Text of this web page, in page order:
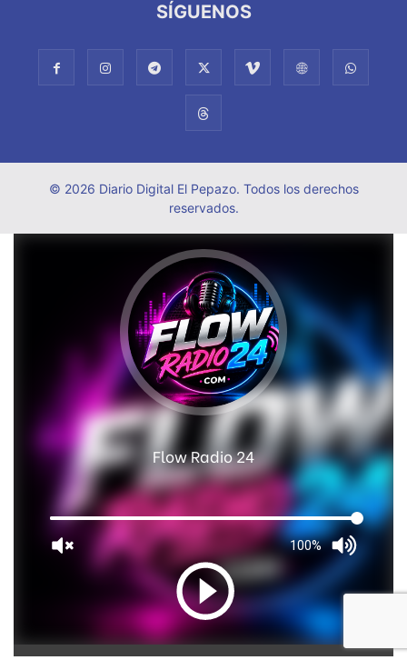
SÍGUENOS
© 2026 Diario Digital El Pepazo. Todos los derechos
reservados.